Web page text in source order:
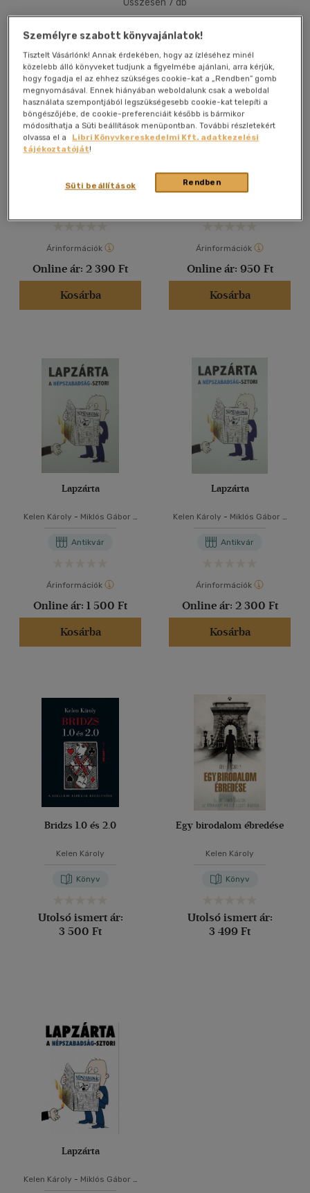
Alkalmaz
Összesen 7 db
Egy birodalom ébredése -
alapítója
Árinformációk
Online ár: 2 390 Ft
Kosárba
Kelen Károly
N. Kósa Judit
Árinformációk
Online ár: 950 Ft
Kosárba
Lapzárta
Kelen Károly - Miklós Gábor -
Antikvár
Árinformációk
Online ár: 1 500 Ft
Kosárba
Lapzárta
Kelen Károly - Miklós Gábor -
Antikvár
Árinformációk
Online ár: 2 300 Ft
Kosárba
Bridzs 1.0 és 2.0
Kelen Károly
Könyv
Utolsó ismert ár:
3 500 Ft
Egy birodalom ébredése
Kelen Károly
Könyv
Utolsó ismert ár:
3 499 Ft
Lapzárta
Kelen Károly - Miklós Gábor -
Személyre szabott könyvajánlatok!
Tisztelt Vásárlónk! Annak érdekében, hogy az ízléséhez minél
közelebb álló könyveket tudjunk a figyelmébe ajánlani, arra kérjük,
hogy fogadja el az ehhez szükséges cookie-kat a „Rendben” gomb
megnyomásával. Ennek hiányában weboldalunk csak a weboldal
használata szempontjából legszükségesebb cookie-kat telepíti a
böngészőjébe, de cookie-preferenciáit később is bármikor
módosíthatja a Süti beállítások menüpontban. További részletekért
olvassa el a
Libri Könyvkereskedelmi Kft. adatkezelési
tájékoztatóját!
Rendben
Süti beállítások